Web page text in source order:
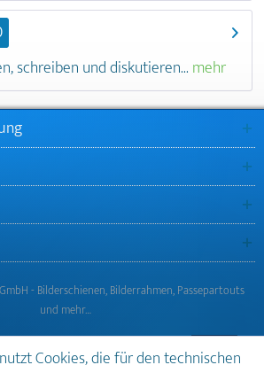
schreiben und diskutieren...mehr
- Bilderschienen, Bilderrahmen, Passepartouts
und mehr…
Cookies, die für den technischen